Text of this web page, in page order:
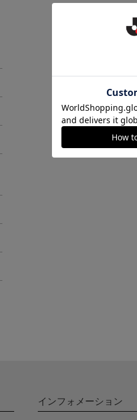
インフォメーション